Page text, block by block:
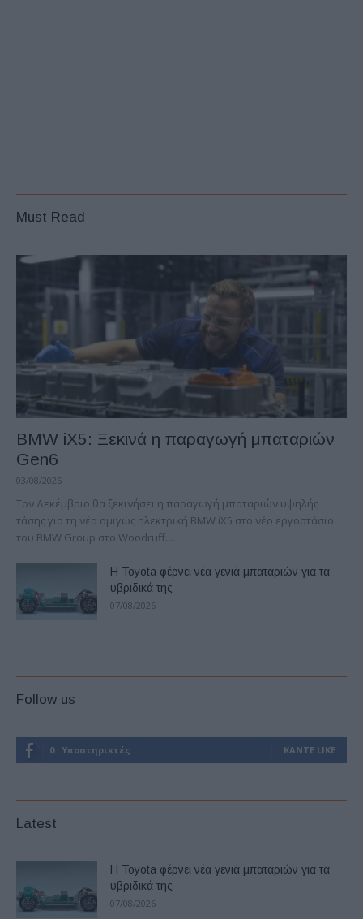
Must Read
BMW iX5: Ξεκινά η παραγωγή μπαταριών
Gen6
03/08/2026
Τον Δεκέμβριο θα ξεκινήσει η παραγωγή μπαταριών υψηλής
τάσης για τη νέα αμιγώς ηλεκτρική BMW iX5 στο νέο εργοστάσιο
του BMW Group στο Woodruff....
Η Toyota φέρνει νέα γενιά μπαταριών για τα
υβριδικά της
07/08/2026
Follow us
0 Υποστηρικτές ΚΆΝΤΕ LIKE
Latest
Η Toyota φέρνει νέα γενιά μπαταριών για τα
υβριδικά της
07/08/2026